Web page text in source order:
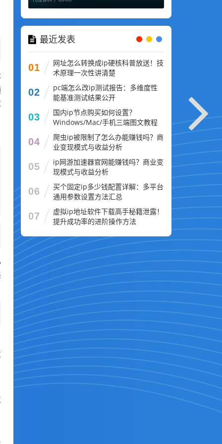
最近发表
01
网址怎么转换成ip硬核科普放送！技
术原理一次性讲清楚
02
pc端怎么改ip测试报告：多维度性
能基准测试结果公开
03
国内ip节点购买如何设置？
Windows/Mac/手机三端图文教程
04
爬虫ip被限制了怎么办能赚钱吗？商
业变现模式与收益分析
05
ip网游加速器官网能赚钱吗？商业变
现模式与收益分析
06
买个固定ip多少钱配置详解：多平台
通用参数设置方法汇总
07
虚拟ip地址软件下载高手秘籍泄露！
提升成功率的进阶操作方法